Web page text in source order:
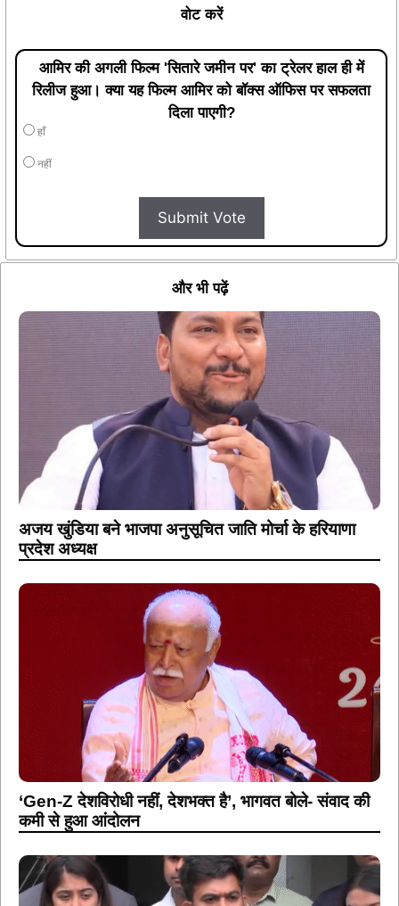
वोट करें
आमिर की अगली फिल्म 'सितारे जमीन पर' का ट्रेलर हाल ही में
रिलीज हुआ। क्या यह फिल्म आमिर को बॉक्स ऑफिस पर सफलता
दिला पाएगी?
हाँ
नहीं
Submit Vote
और भी पढ़ें
अजय खुंडिया बने भाजपा अनुसूचित जाति मोर्चा के हरियाणा
प्रदेश अध्यक्ष
‘Gen-Z देशविरोधी नहीं, देशभक्त है’, भागवत बोले- संवाद की
कमी से हुआ आंदोलन